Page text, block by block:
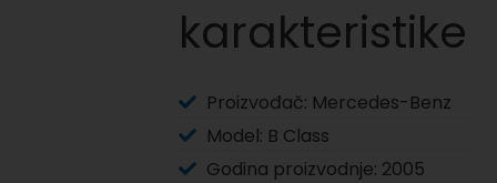
karakteristike
Proizvođač: Mercedes-Benz
Model: B Class
Godina proizvodnje: 2005